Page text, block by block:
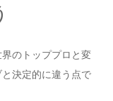
のトッププロと変
決定的に違う点で